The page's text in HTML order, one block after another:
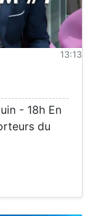
13:13
- 18h En
du